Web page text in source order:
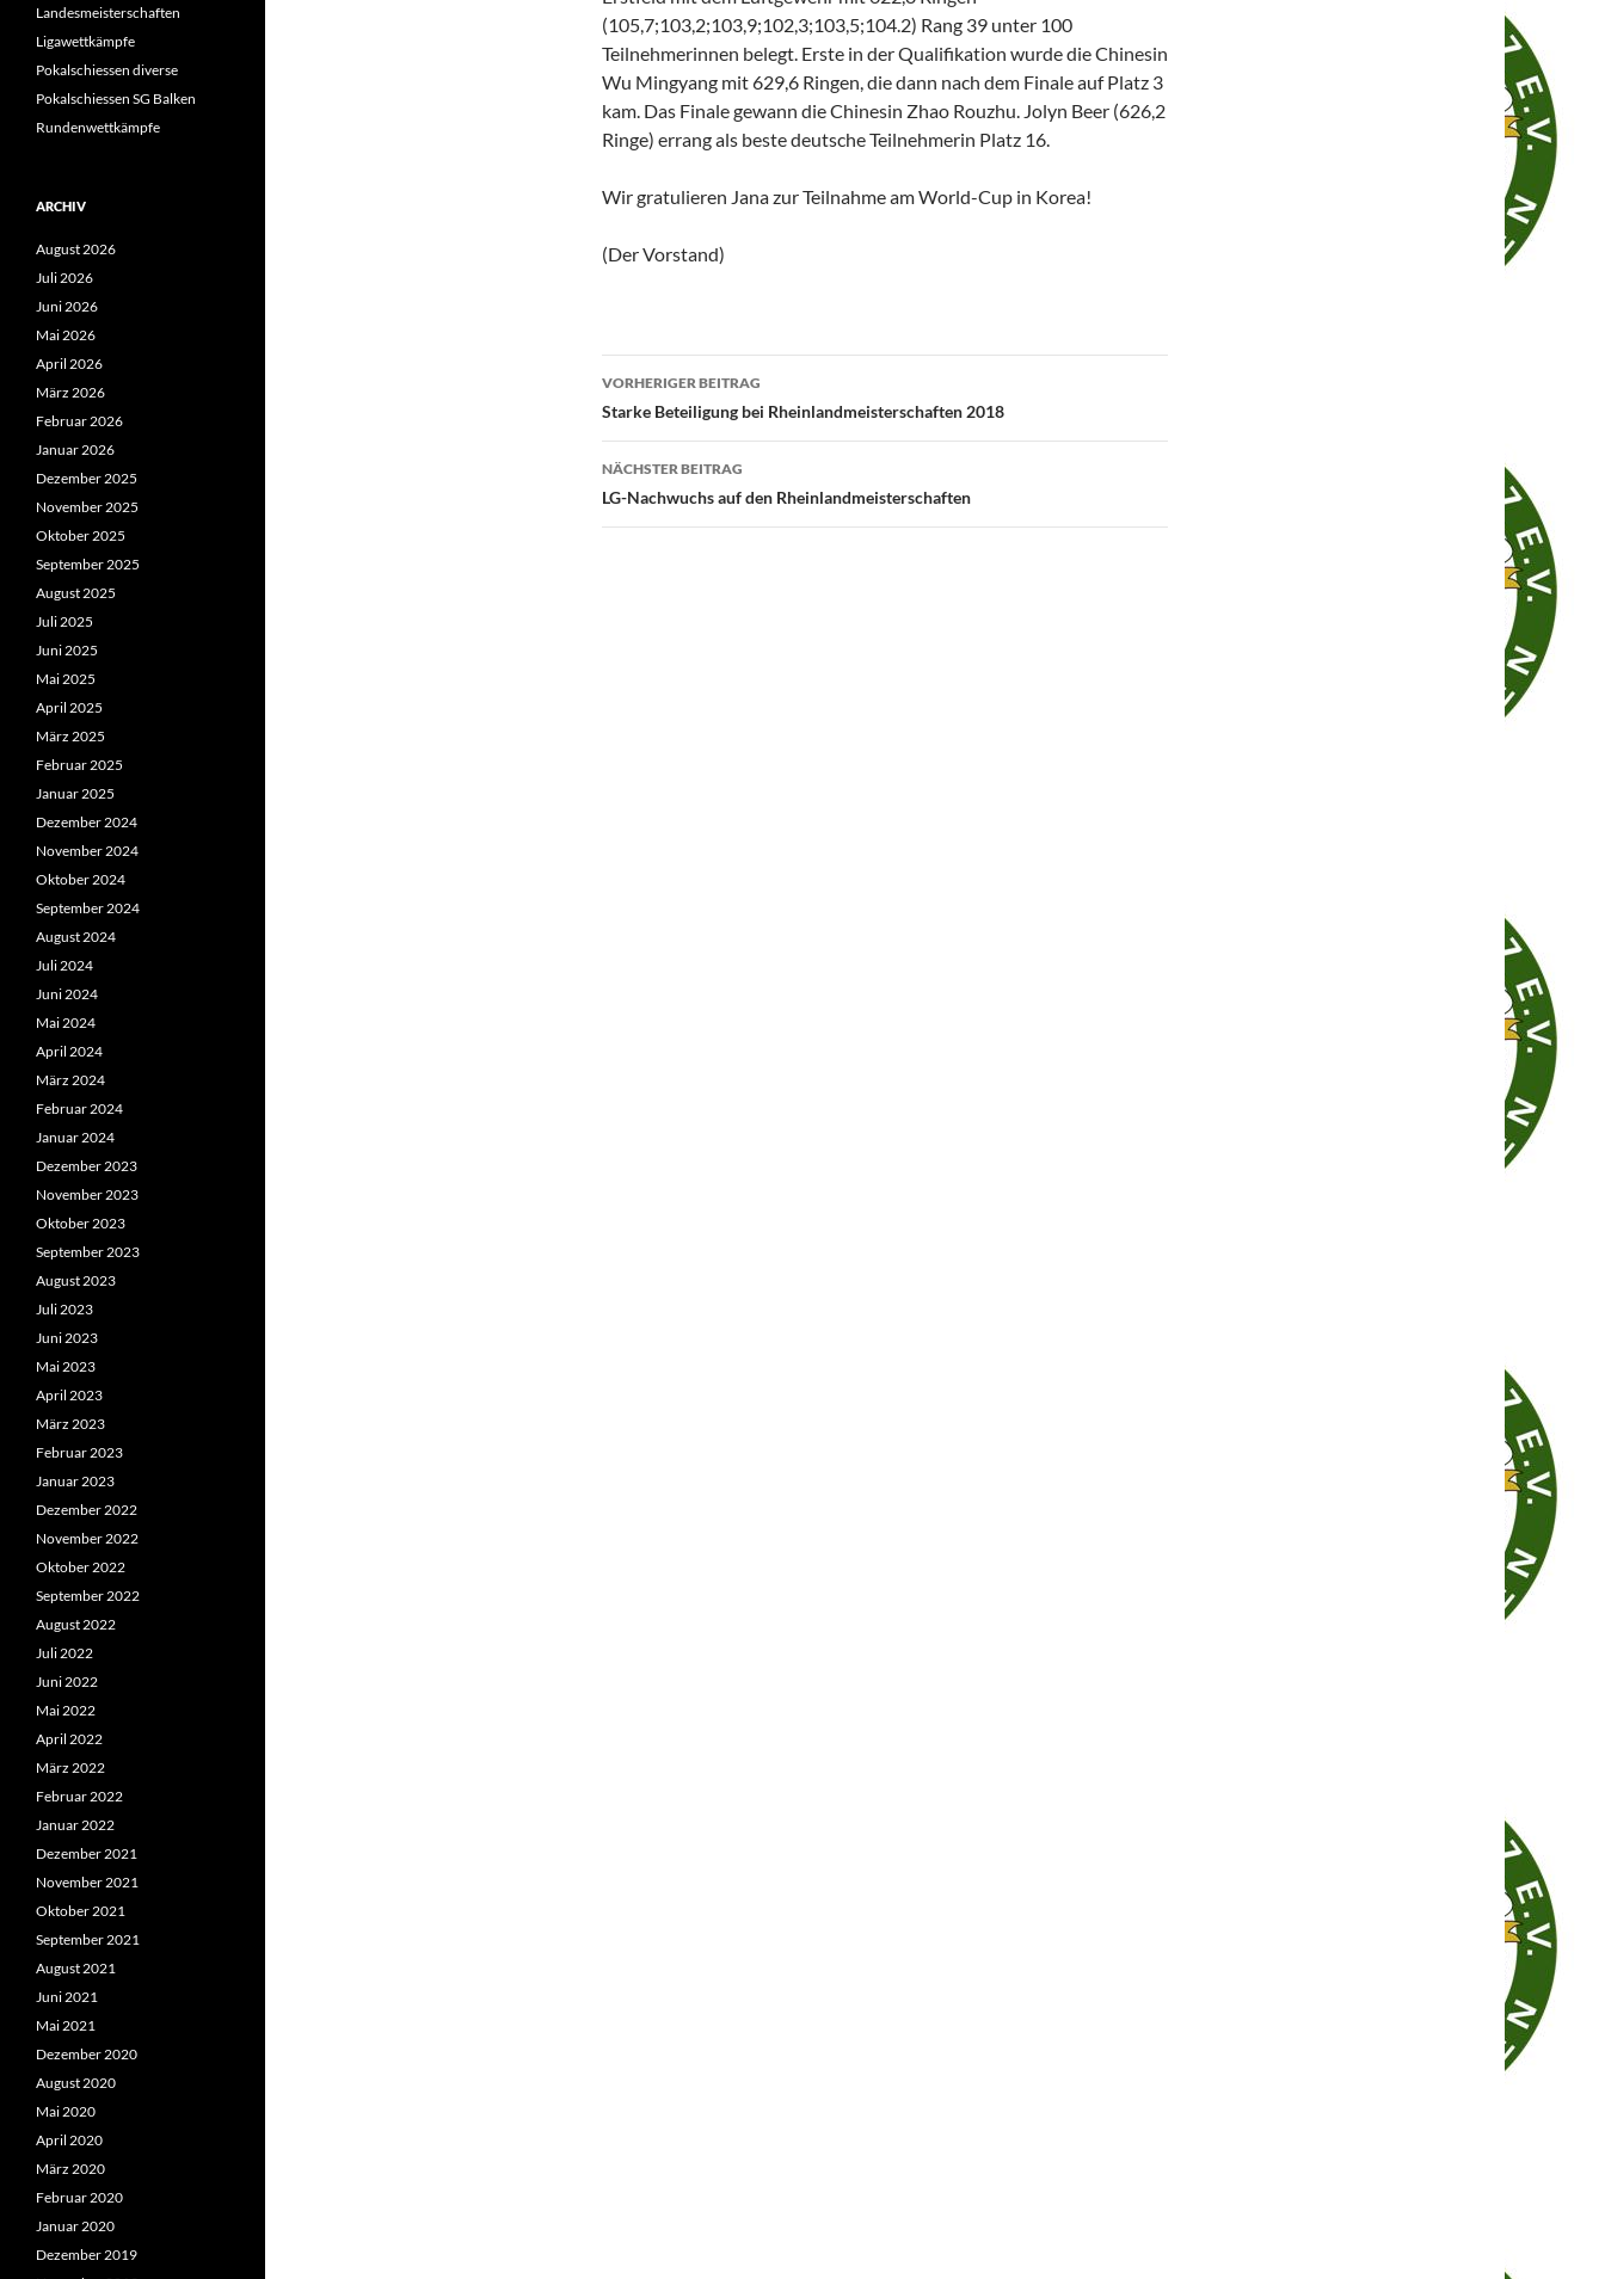
(105,7;103,2;103,9;102,3;103,5;104.2) Rang 39 unter 100
Teilnehmerinnen belegt. Erste in der Qualifikation wurde die Chinesin
Wu Mingyang mit 629,6 Ringen, die dann nach dem Finale auf Platz 3
kam. Das Finale gewann die Chinesin Zhao Rouzhu. Jolyn Beer (626,2
Ringe) errang als beste deutsche Teilnehmerin Platz 16.
Wir gratulieren Jana zur Teilnahme am World-Cup in Korea!
(Der Vorstand)
Beitragsnavigation
VORHERIGER BEITRAG
Starke Beteiligung bei Rheinlandmeisterschaften 2018
NÄCHSTER BEITRAG
LG-Nachwuchs auf den Rheinlandmeisterschaften
Landesmeisterschaften
Ligawettkämpfe
Pokalschiessen diverse
Pokalschiessen SG Balken
Rundenwettkämpfe
ARCHIV
August 2026
Juli 2026
Juni 2026
Mai 2026
April 2026
März 2026
Februar 2026
Januar 2026
Dezember 2025
November 2025
Oktober 2025
September 2025
August 2025
Juli 2025
Juni 2025
Mai 2025
April 2025
März 2025
Februar 2025
Januar 2025
Dezember 2024
November 2024
Oktober 2024
September 2024
August 2024
Juli 2024
Juni 2024
Mai 2024
April 2024
März 2024
Februar 2024
Januar 2024
Dezember 2023
November 2023
Oktober 2023
September 2023
August 2023
Juli 2023
Juni 2023
Mai 2023
April 2023
März 2023
Februar 2023
Januar 2023
Dezember 2022
November 2022
Oktober 2022
September 2022
August 2022
Juli 2022
Juni 2022
Mai 2022
April 2022
März 2022
Februar 2022
Januar 2022
Dezember 2021
November 2021
Oktober 2021
September 2021
August 2021
Juni 2021
Mai 2021
Dezember 2020
August 2020
Mai 2020
April 2020
März 2020
Februar 2020
Januar 2020
Dezember 2019